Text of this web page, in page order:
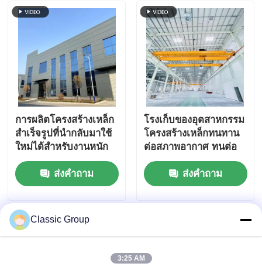
การผลิตโครงสร้างเหล็ก
สำเร็จรูปที่นำกลับมาใช้
ใหม่ได้สำหรับงานหนัก
ทนทานต่อแผ่นดินไหว
ส่งคำถาม
โรงเก็บของอุตสาหกรรม
โครงสร้างเหล็กทนทาน
ต่อสภาพอากาศ ทนต่อ
แผ่นดินไหว โครงสร้าง
โกดังโครงสร้างสำเร็จรูป
ส่งคำถาม
Classic Group
3:25 AM